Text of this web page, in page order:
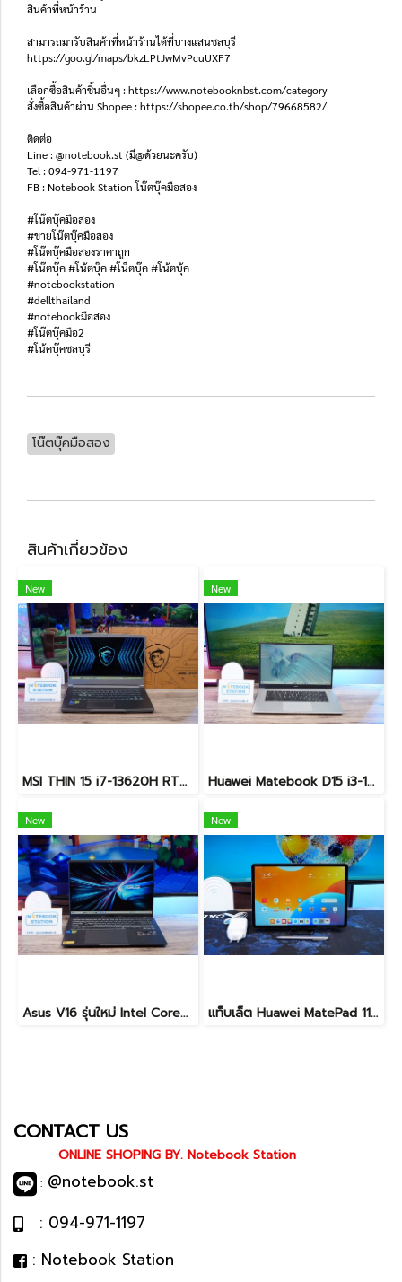
สินค้าที่หน้าร้าน
สามารถมารับสินค้าที่หน้าร้านได้ที่บางแสนชลบุรี
https://goo.gl/maps/bkzLPtJwMvPcuUXF7
เลือกซื้อสินค้าชิ้นอื่นๆ : https://www.notebooknbst.com/category
สั่งซื้อสินค้าผ่าน Shopee : https://shopee.co.th/shop/79668582/
ติดต่อ
Line : @notebook.st (มี@ด้วยนะครับ)
Tel : 094-971-1197
FB : Notebook Station โน๊ตบุ๊คมือสอง
#โน๊ตบุ๊คมือสอง
#ขายโน๊ตบุ๊คมือสอง
#โน๊ตบุ๊คมือสองราคาถูก
#โน๊ตบุ๊ค #โน้ตบุ๊ค #โน็ตบุ๊ค #โน้ตบุ้ค
#notebookstation
#dellthailand
#notebookมือสอง
#โน๊ตบุ๊คมือ2
#โน้คบุ๊คชลบุรี
โน๊ตบุ๊คมือสอง
สินค้าเกี่ยวข้อง
New
MSI THIN 15 i7-13620H RTX-2050(4GB) Ram8 SSD512 จอ15.6 FHD 144Hz สเปคเกมมิ่ง คีย์บอร์ดไฟสีฟ้า ดีไซน์เรียบหรู น้ำหนักเบาไม่ถึง2kg เครื่องมีประกันศูนย์พร้อมใช้งานในราคาสุดคุ้มเพียง 18,500.-เท่านั้น
New
Huawei Matebook D15 i3-10110U Ram8 256GB M.2 จอ15.6นิ้ว FHD IPS 60hz สเปคทำงานทั่วไป หน้าจอใหญ่ ดีไซน์เครื่องบางเบา เครื่องพร้อมใช้งาน ขายถูกเพียง 6,990.-เท่านั้น
New
Asus V16 รุ่นใหม่ Intel Core5-210H RTX-4050(6GB) Ram16 512GB M.2 จอ16นิ้ว WUXGA 144Hz จอสวย สเปคสูง ดีไซน์ตัวเครื่องเรียบสวยดูทันสมัย พร้แมประกันศูนย์ยาวๆถึงปี2028 ขายในราคาสุดตุ้มเพียง 25,990.-เท่านั้น
New
แท็บเล็ต Huawei MatePad 11.5 Wi-Fi (6+128) Midnight Grey มีปากกามาให้ พร้อมใช้งาน ราคาเพียง 6,490.-
CONTACT US
ONLINE SHOPING BY. Notebook Station
: @notebook.st
: 094-971-1197
: Notebook Station